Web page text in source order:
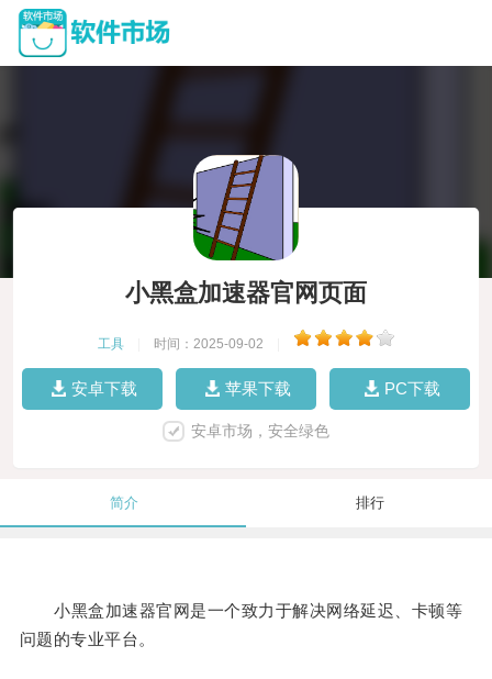
小黑盒加速器官网页面
工具 时间：2025-09-02
安卓下载 苹果下载 PC下载
安卓市场，安全绿色
简介 排行
小黑盒加速器官网是一个致力于解决网络延迟、卡顿等
问题的专业平台。